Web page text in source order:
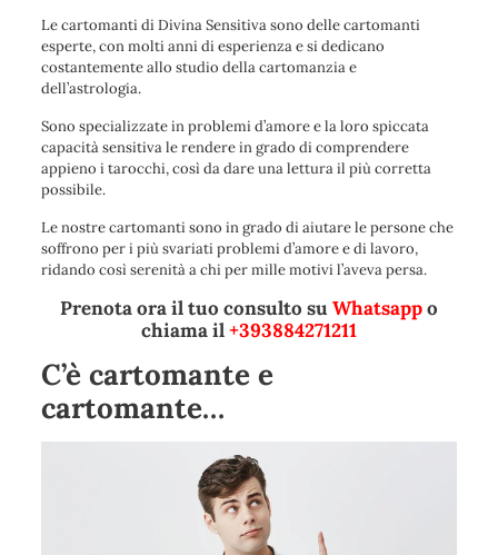
Le cartomanti di Divina Sensitiva sono delle cartomanti
esperte, con molti anni di esperienza e si dedicano
costantemente allo studio della cartomanzia e
dell’astrologia.
Sono specializzate in problemi d’amore e la loro spiccata
capacità sensitiva le rendere in grado di comprendere
appieno i tarocchi, così da dare una lettura il più corretta
possibile.
Le nostre cartomanti sono in grado di aiutare le persone che
soffrono per i più svariati problemi d’amore e di lavoro,
ridando così serenità a chi per mille motivi l’aveva persa.
Prenota ora il tuo consulto su Whatsappo
chiama il+393884271211
C’è cartomante e
cartomante…